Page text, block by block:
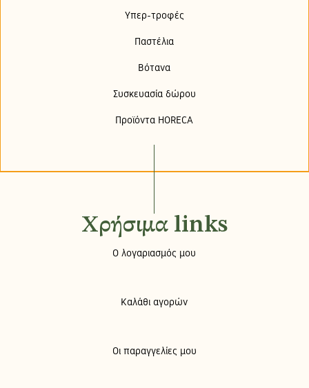
Υπερ-τροφές
Παστέλια
Βότανα
Συσκευασία δώρου
Προϊόντα HORECA
Χρήσιμα links
Ο λογαριασμός μου
Καλάθι αγορών
Οι παραγγελίες μου